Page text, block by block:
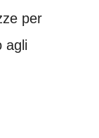
per
agli